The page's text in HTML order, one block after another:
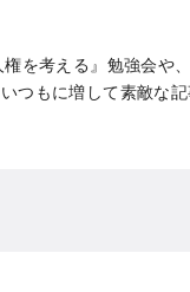
を考える』勉強会や
つもに増して素敵な記